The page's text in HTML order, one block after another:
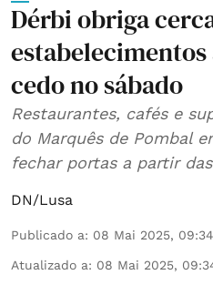
Dérbi obriga
cedo no sábado
Restaurantes, cafés e
do Marquês de Pombal
fechar portas a partir das
DN/Lusa
Publicado a: 08 Mai 2025, 09:34
Atualizado a: 08 Mai 2025,